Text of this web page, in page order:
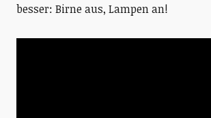
besser: Birne aus, Lampen an!